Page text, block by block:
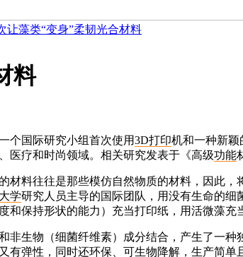
让藻类“变身”柔韧光合材料
料
个国际研究小组首次使用3D打印机和一种新颖
医疗和时尚领域。相关研究发表于《高级功能
材料往往是那些模仿自然物质的材料，因此
大学研究人员主导的国际团队，用没有生命的
和保持形状的能力）充当打印纸，用活微藻充
非生物（细菌纤维素）成分结合，产生了一
有弹性，同时还环保、可生物降解，生产简